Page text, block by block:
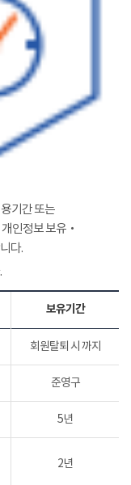
기간 또는
인정보 보유‧
다.
보유기간
회원탈퇴 시 까지
준영구
5년
2년